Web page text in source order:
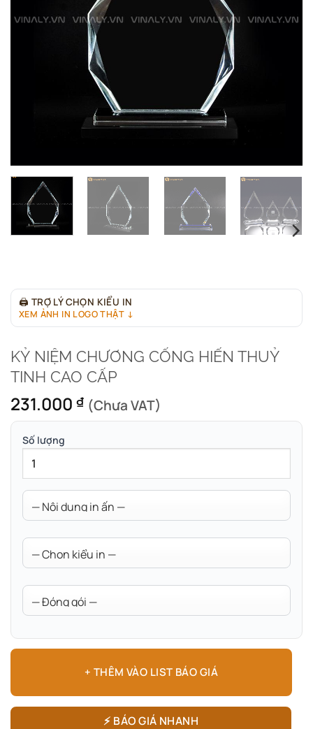
🖨 TRỢ LÝ CHỌN KIỂU IN
XEM ẢNH IN LOGO THẬT ↓
KỶ NIỆM CHƯƠNG CỐNG HIẾN THUỶ
TINH CAO CẤP
231.000 ₫ (Chưa VAT)
Số lượng
+ THÊM VÀO LIST BÁO GIÁ
⚡ BÁO GIÁ NHANH